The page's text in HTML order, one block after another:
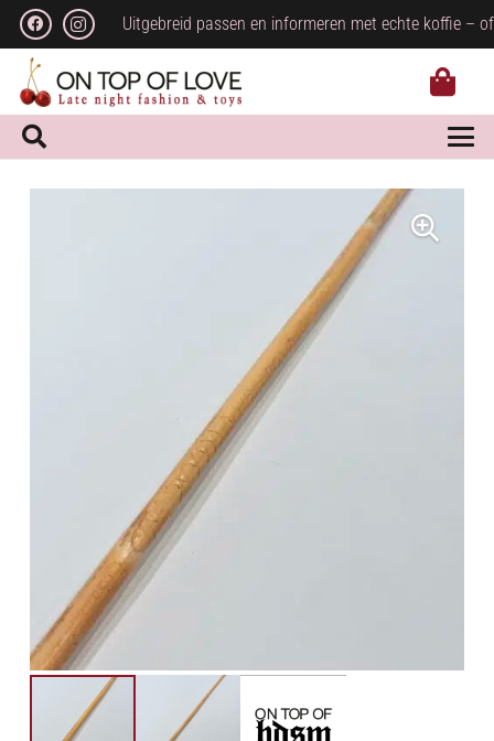
Uitgebreid passen en informeren met echte koffie –